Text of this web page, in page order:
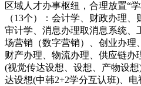
区域人才办事枢纽，合理放置“
（13个）：会计学、财政办理、
审计学、消息办理取消息系统、
场营销（数字营销）、创业办理
财产办理、物流办理、供应链办
(视觉传达设想、设想、产物设
达设想(中韩2+2学分互认班)、